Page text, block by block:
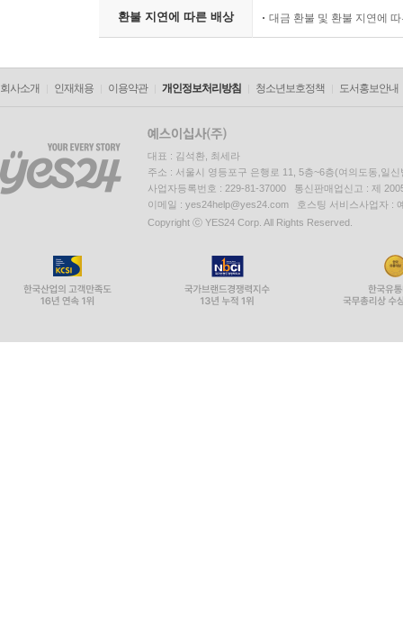
환불 지연에 따른 배상 대금 환불 및 환불 지연에
회사소개 인재채용 이용약관 개인정보처리방침 청소년보호정책 도서홍보안내
대표 : 김석환, 최세라
주소 : 서울시 영등포구 은행로 11, 5층~6층(여의도동,일신
사업자등록번호 : 229-81-37000 통신판매업신고 : 제
이메일 : yes24help@yes24.com 호스팅 서비스사업자 :
Copyright ⓒ YES24 Corp. All Rights Reserved.